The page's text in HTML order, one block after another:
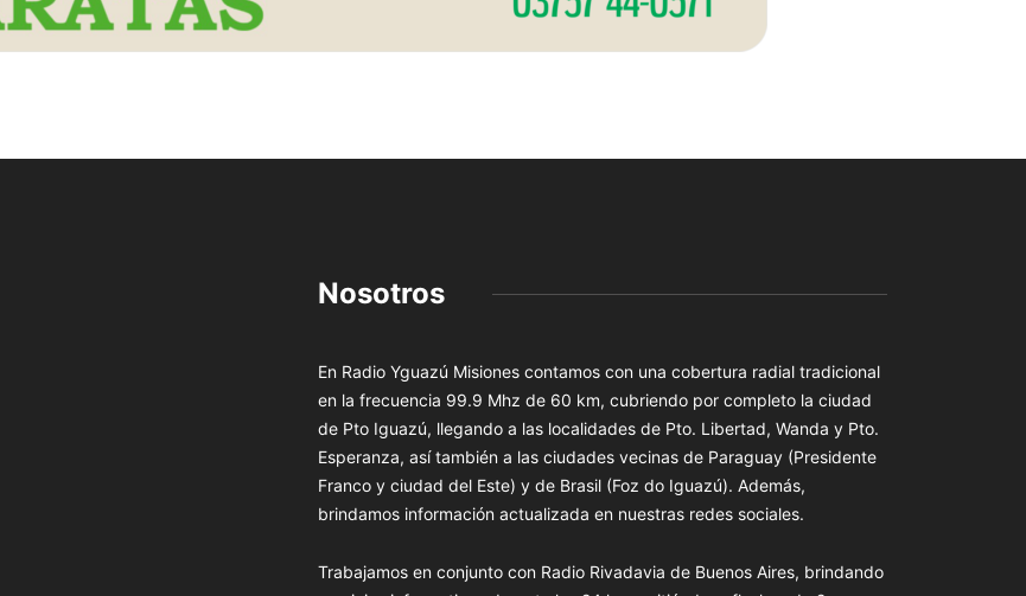
Nosotros
En Radio Yguazú Misiones contamos con una cobertura radial tradicional
en la frecuencia 99.9 Mhz de 60 km, cubriendo por completo la ciudad
de Pto Iguazú, llegando a las localidades de Pto. Libertad, Wanda y Pto.
Esperanza, así también a las ciudades vecinas de Paraguay (Presidente
Franco y ciudad del Este) y de Brasil (Foz do Iguazú). Además,
brindamos información actualizada en nuestras redes sociales.
Trabajamos en conjunto con Radio Rivadavia de Buenos Aires, brindando